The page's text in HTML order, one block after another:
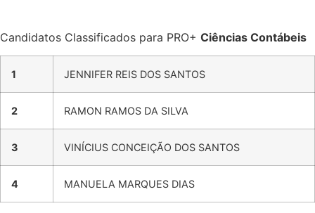
Candidatos Classificados para PRO+ Ciências Contábeis
1 JENNIFER REIS DOS SANTOS
2 RAMON RAMOS DA SILVA
3 VINÍCIUS CONCEIÇÃO DOS SANTOS
4 MANUELA MARQUES DIAS